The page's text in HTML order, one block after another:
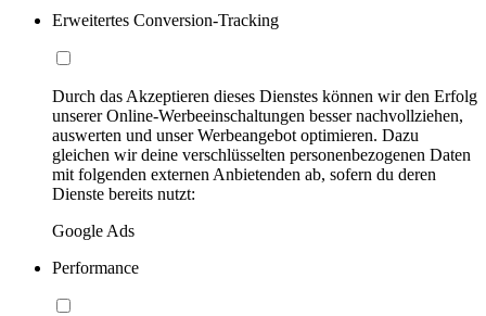
Erweitertes Conversion-Tracking
Durch das Akzeptieren dieses Dienstes können wir den Erfolg
unserer Online-Werbeeinschaltungen besser nachvollziehen,
auswerten und unser Werbeangebot optimieren. Dazu
gleichen wir deine verschlüsselten personenbezogenen Daten
mit folgenden externen Anbietenden ab, sofern du deren
Dienste bereits nutzt:
Google Ads
Performance